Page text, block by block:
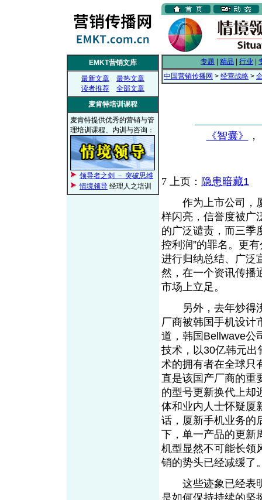
EMKT营销文库
最新文章
最热文章
读者推荐
全部文章
麦肯特培训课程
麦肯特提供优秀的营销与管
理培训课程、内训与咨询：
领导者之剑 － 突破思维
情境领导 经理人之培训
专题 精品 行业
中国营销传播网 > 经营战略 >
《智囊》
7 上页： 隐患暗藏1
作为上市公司，厦
样闪亮，信誉度被广
的广泛谴责，而三季
控利润”的罪名。更
进行归纳总结、广泛
然，在一个资讯传播
市场上立足。
另外，去年炒得沸
厂商被韩国手机设计
道，韩国Bellwave公
技术，以30亿韩元出
术的拥有者在全球只
直是该国产厂商的重
的型号更新换代上却
体和业内人士怀疑厦
话，厦新手机业务的
下，单一产品的更新
机型显然不可能长领
销的势头已经减缓了
这些迹象已经表明
是如何保持持续的坚